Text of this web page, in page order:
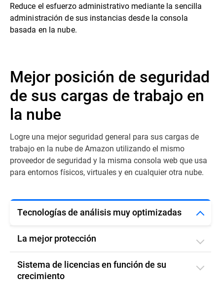
Reduce el esfuerzo administrativo mediante la sencilla
administración de sus instancias desde la consola
basada en la nube.
Mejor posición de seguridad
de sus cargas de trabajo en
la nube
Logre una mejor seguridad general para sus cargas de
trabajo en la nube de Amazon utilizando el mismo
proveedor de seguridad y la misma consola web que usa
para entornos físicos, virtuales y en cualquier otra nube.
Tecnologías de análisis muy optimizadas
La mejor protección
Sistema de licencias en función de su
crecimiento